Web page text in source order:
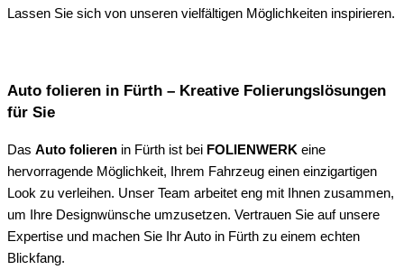
Lassen Sie sich von unseren vielfältigen Möglichkeiten inspirieren.
Auto folieren in Fürth – Kreative Folierungslösungen
für Sie
Das Auto folieren in Fürth ist bei FOLIENWERK eine
hervorragende Möglichkeit, Ihrem Fahrzeug einen einzigartigen
Look zu verleihen. Unser Team arbeitet eng mit Ihnen zusammen,
um Ihre Designwünsche umzusetzen. Vertrauen Sie auf unsere
Expertise und machen Sie Ihr Auto in Fürth zu einem echten
Blickfang.